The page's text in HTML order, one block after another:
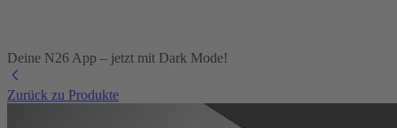
Deine N26 App – jetzt mit Dark Mode!
Zurück zu Produkte